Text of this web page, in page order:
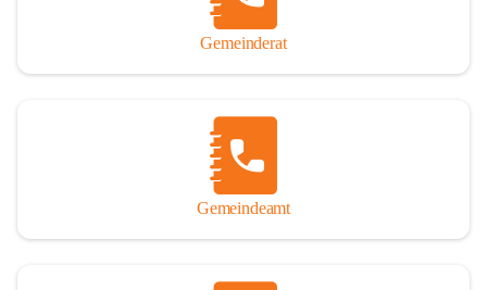
Gemeinderat
Gemeindeamt